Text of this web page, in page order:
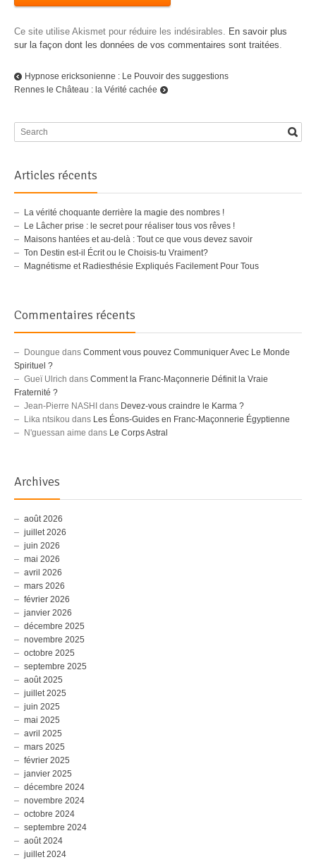
Ce site utilise Akismet pour réduire les indésirables.
En savoir plus
sur la façon dont les données de vos commentaires sont traitées
Hypnose ericksonienne : Le Pouvoir des suggestions
Rennes le Château : la Vérité cachée
Articles récents
La vérité choquante derrière la magie des nombres !
Le Lâcher prise : le secret pour réaliser tous vos rêves !
Maisons hantées et au-delà : Tout ce que vous devez savoir
Ton Destin est-il Écrit ou le Choisis-tu Vraiment?
Magnétisme et Radiesthésie Expliqués Facilement Pour Tous
Commentaires récents
Doungue dans Comment vous pouvez Communiquer Avec Le Monde
Spirituel ?
Gueï Ulrich dans Comment la Franc-Maçonnerie Définit la Vraie
Fraternité ?
Jean-Pierre NASHI dans Devez-vous craindre le Karma ?
Lika ntsikou dans Les Éons-Guides en Franc-Maçonnerie Égyptienne
N'guessan aime dans Le Corps Astral
Archives
août 2026
juillet 2026
juin 2026
mai 2026
avril 2026
mars 2026
février 2026
janvier 2026
décembre 2025
novembre 2025
octobre 2025
septembre 2025
août 2025
juillet 2025
juin 2025
mai 2025
avril 2025
mars 2025
février 2025
janvier 2025
décembre 2024
novembre 2024
octobre 2024
septembre 2024
août 2024
juillet 2024